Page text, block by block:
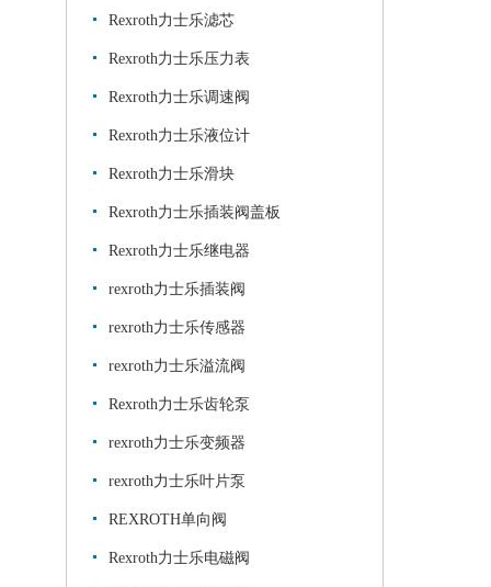
Rexroth力士乐滤芯
Rexroth力士乐压力表
Rexroth力士乐调速阀
Rexroth力士乐液位计
Rexroth力士乐滑块
Rexroth力士乐插装阀盖板
Rexroth力士乐继电器
rexroth力士乐插装阀
rexroth力士乐传感器
rexroth力士乐溢流阀
Rexroth力士乐齿轮泵
rexroth力士乐变频器
rexroth力士乐叶片泵
REXROTH单向阀
Rexroth力士乐电磁阀